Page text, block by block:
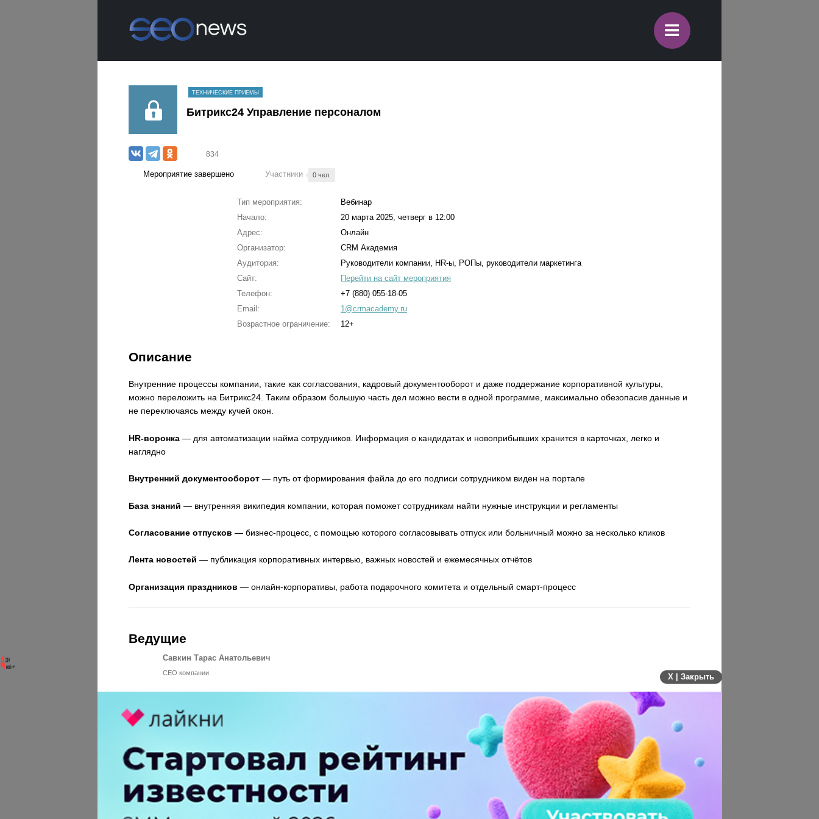
≡
ТЕХНИЧЕСКИЕ ПРИЕМЫ
Битрикс24 Управление персоналом
834
Мероприятие завершено Участники 0 чел.
Тип мероприятия:
Вебинар
Начало:
20 марта 2025, четверг в 12:00
Адрес:
Онлайн
Организатор:
CRM Академия
Аудитория:
Руководители компании, HR-ы, РОПы, руководители маркетинга
Сайт:
Перейти на сайт мероприятия
Телефон:
+7 (880) 055-18-05
Email:
1@crmacademy.ru
Возрастное ограничение:
12+
Описание
Внутренние процессы компании, такие как согласования, кадровый документооборот и даже поддержание корпоративной культуры,
можно переложить на Битрикс24. Таким образом большую часть дел можно вести в одной программе, максимально обезопасив данные и
не переключаясь между кучей окон.
HR-воронка — для автоматизации найма сотрудников. Информация о кандидатах и новоприбывших хранится в карточках, легко и
наглядно
Внутренний документооборот — путь от формирования файла до его подписи сотрудником виден на портале
База знаний — внутренняя википедия компании, которая поможет сотрудникам найти нужные инструкции и регламенты
Согласование отпусков — бизнес-процесс, с помощью которого согласовывать отпуск или больничный можно за несколько кликов
Лента новостей — публикация корпоративных интервью, важных новостей и ежемесячных отчётов
Организация праздников — онлайн-корпоративы, работа подарочного комитета и отдельный смарт-процесс
Ведущие
Савкин Тарас Анатольевич
СЕО компании X | Закрыть
ПЕРЕЙТИ НА ПОЛНУЮ ВЕРСИЮ